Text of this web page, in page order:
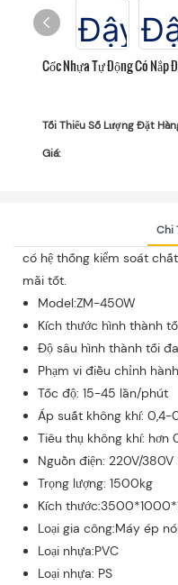
Cốc Nhựa Tự Động Có Nắp
Tối Thiểu Số Lượng Đặt
Giá:
Chi
có hệ thống kiểm soát
mãi tốt.
Model:ZM-450W
Kích thước hình thành
Độ sâu hình thành tối
Phạm vi điều chỉnh
Tốc độ: 15-45 lần/phút
Áp suất không khí: 0,4-
Tiêu thụ không khí: hơn
Nguồn điện: 220V/380V
Trọng lượng: 1500kg
Kích
Loại gia công:Máy ép
Loại nhựa:PVC
Loại nhựa: PS